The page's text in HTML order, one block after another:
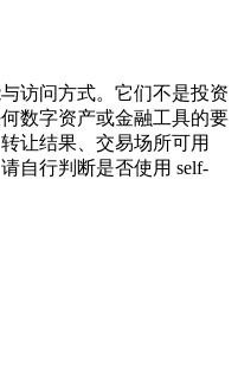
访问方式。它们不是投资
数字资产或金融工具的要
让结果、交易场所可用
自行判断是否使用 self-